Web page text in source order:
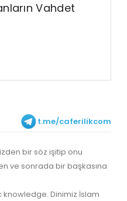
Vahdet
t.me/caferilikcom
bir söz işitip onu
ve sonrada bir başkasına
knowledge. Dinimiz İslam